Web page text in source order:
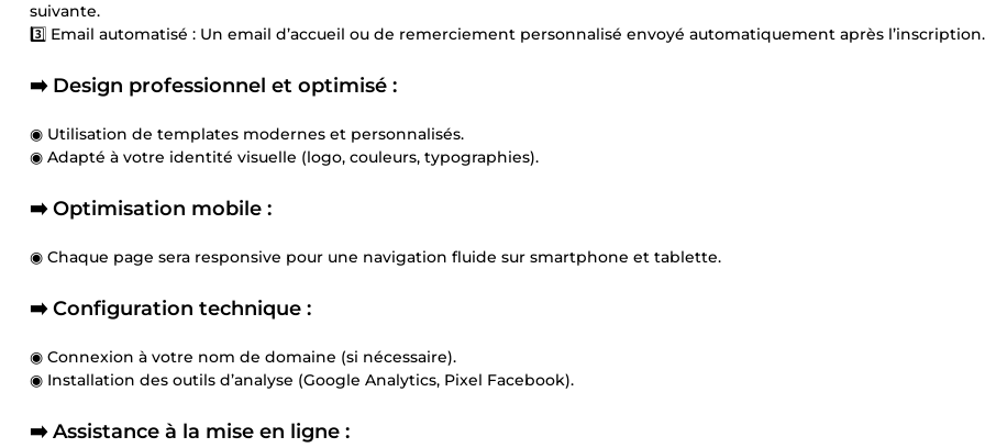
suivante.
3️⃣ Email automatisé : Un email d’accueil ou de remerciement personnalisé envoyé automatiquement après l’inscription.
➡️ Design professionnel et optimisé :
◉ Utilisation de templates modernes et personnalisés.
◉ Adapté à votre identité visuelle (logo, couleurs, typographies).
➡️ Optimisation mobile :
◉ Chaque page sera responsive pour une navigation fluide sur smartphone et tablette.
➡️ Configuration technique :
◉ Connexion à votre nom de domaine (si nécessaire).
◉ Installation des outils d’analyse (Google Analytics, Pixel Facebook).
➡️ Assistance à la mise en ligne :